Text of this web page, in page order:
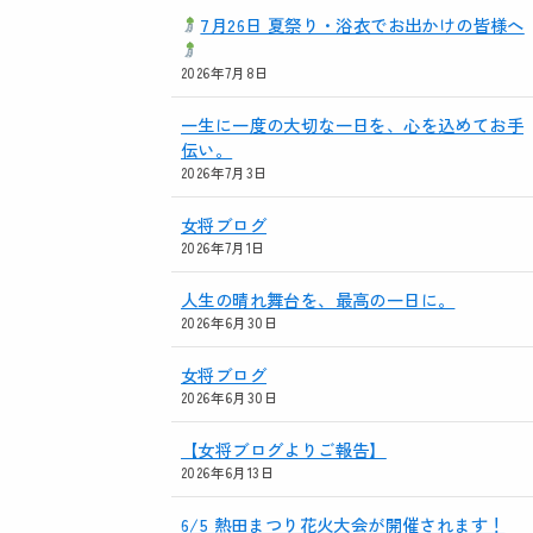
7月26日 夏祭り・浴衣でお出かけの皆様へ
2026年7月8日
一生に一度の大切な一日を、心を込めてお手
伝い。
2026年7月3日
女将ブログ
2026年7月1日
人生の晴れ舞台を、最高の一日に。
2026年6月30日
女将ブログ
2026年6月30日
【女将ブログよりご報告】
2026年6月13日
6/5 熱田まつり花火大会が開催されます！